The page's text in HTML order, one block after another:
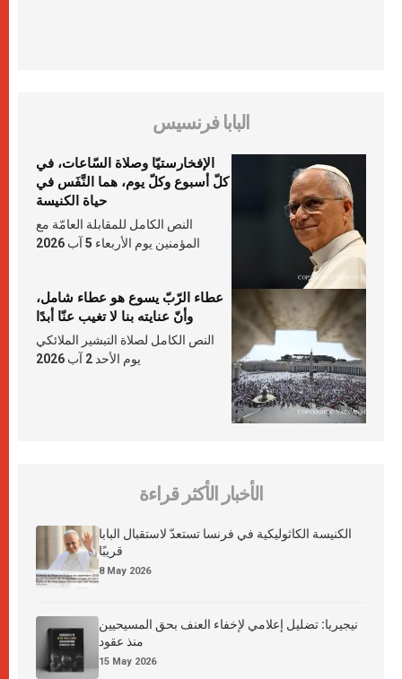
البابا فرنسيس
الإفخارستيّا وصلاة السّاعات، في
كلّ أسبوع وكلّ يوم، هما النَّفَس في
حياة الكنيسة
النص الكامل للمقابلة العامّة مع
المؤمنين يوم الأربعاء 5 آب 2026
عطاء الرّبّ يسوع هو عطاء شامل،
وأنّ عنايته بنا لا تغيب عنّا أبدًا
النص الكامل لصلاة التبشير الملائكي
يوم الأحد 2 آب 2026
الأخبار الأكثر قراءة
الكنيسة الكاثوليكية في فرنسا تستعدّ لاستقبال البابا
قريبًا
8 May 2026
نيجيريا: تضليل إعلامي لإخفاء العنف بحق المسيحيين
منذ عقود
15 May 2026